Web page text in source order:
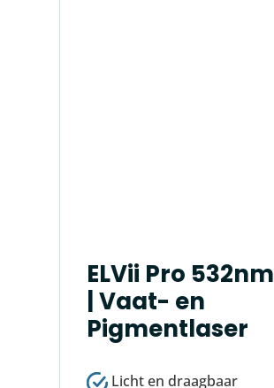
ELVii Pro 532nm
| Vaat- en
Pigmentlaser
Licht en draagbaar